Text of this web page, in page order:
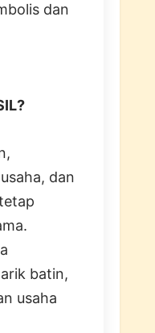
dan
dan
batin,
usaha